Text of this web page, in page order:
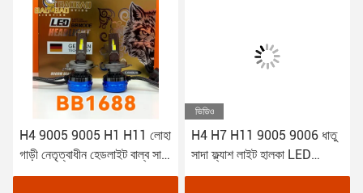
H4 9005 9005 H1 H11 লোহা
গাড়ী নেতৃত্বাধীন হেডলাইট বাল্ব সাদা
উচ্চ ক্ষমতা অটো পার্টস
ভিডিও
H4 H7 H11 9005 9006 ধাতু
সাদা ফ্ল্যাশ লাইট হালকা LED
হেডলাইট অটো পার্টস